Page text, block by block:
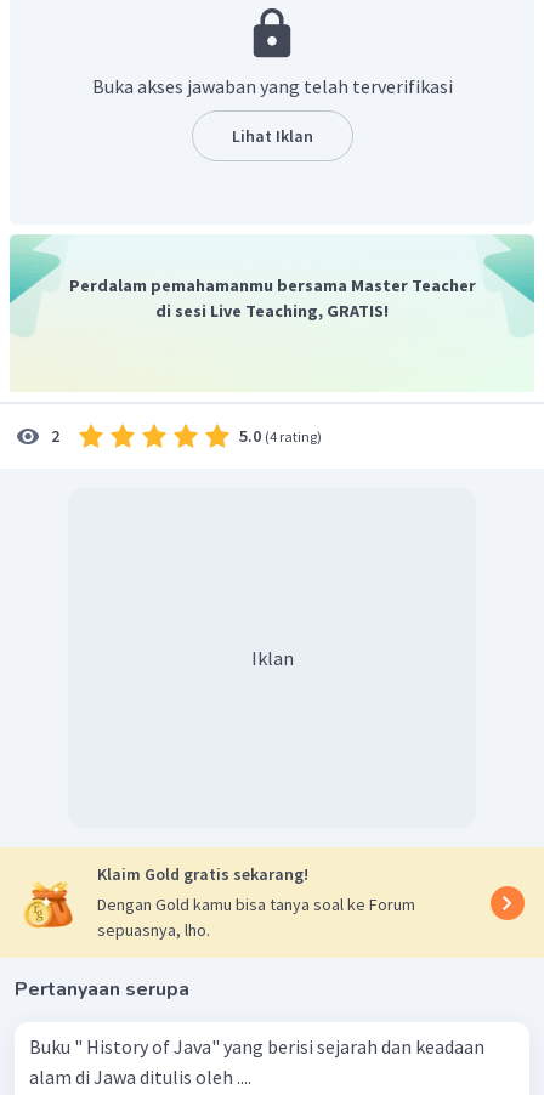
Kebijakan ini bertujuan untuk mengurangi kekuasaan para
raja dan sultan dengan menempatkan orang-orang Eropa
pribumi. Sehingga, mempermudah pemerintahan untuk
melakukan pengawasan terhadap daerah-daerah yang
Buka akses jawaban yang telah terverifikasi
Lihat Iklan
Perdalam pemahamanmu bersama Master Teacher
di sesi Live Teaching, GRATIS!
2 5.0 (4 rating)
Iklan
Klaim Gold gratis sekarang!
Dengan Gold kamu bisa tanya soal ke Forum
sepuasnya, lho.
Pertanyaan serupa
Buku " History of Java" yang berisi sejarah dan keadaan
alam di Jawa ditulis oleh ....